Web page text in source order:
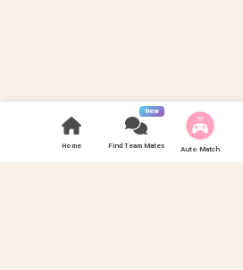
Home
New
Find Team Mates Auto Match